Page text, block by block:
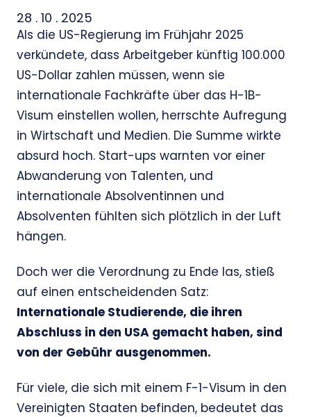
28 . 10 . 2025
Als die US-Regierung im Frühjahr 2025
verkündete, dass Arbeitgeber künftig 100.000
US-Dollar zahlen müssen, wenn sie
internationale Fachkräfte über das H-1B-
Visum einstellen wollen, herrschte Aufregung
in Wirtschaft und Medien. Die Summe wirkte
absurd hoch. Start-ups warnten vor einer
Abwanderung von Talenten, und
internationale Absolventinnen und
Absolventen fühlten sich plötzlich in der Luft
hängen.
Doch wer die Verordnung zu Ende las, stieß
auf einen entscheidenden Satz:
Internationale Studierende, die ihren
Abschluss in den USA gemacht haben, sind
von der Gebühr ausgenommen.
Für viele, die sich mit einem F-1-Visum in den
Vereinigten Staaten befinden, bedeutet das